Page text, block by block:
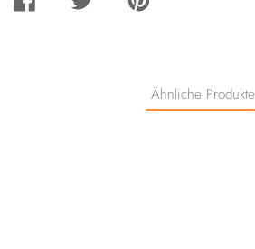
AUF
AUF
AUF
Ähnliche Produkte